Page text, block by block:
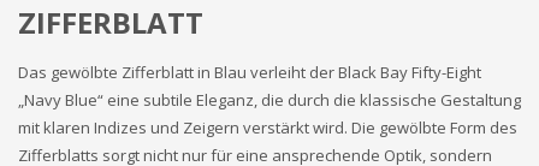
ZIFFERBLATT
Das gewölbte Zifferblatt in Blau verleiht der Black Bay Fifty-Eight
„Navy Blue“ eine subtile Eleganz, die durch die klassische Gestaltung
mit klaren Indizes und Zeigern verstärkt wird. Die gewölbte Form des
Zifferblatts sorgt nicht nur für eine ansprechende Optik, sondern